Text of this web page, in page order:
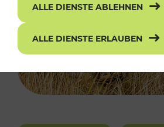
ALLE DIENSTE ABLEHNEN
ALLE DIENSTE ERLAUBEN